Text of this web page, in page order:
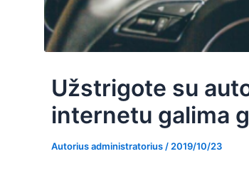
Užstrigote su
internetu galima
Autoriusadministratorius / 2019/10/23